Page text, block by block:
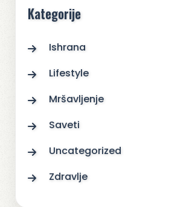
Kategorije
Ishrana
Lifestyle
Mršavljenje
Saveti
Uncategorized
Zdravlje